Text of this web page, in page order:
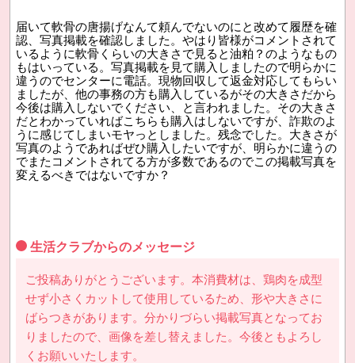
届いて軟骨の唐揚げなんて頼んでないのにと改めて履歴を確
認、写真掲載を確認しました。やはり皆様がコメントされて
いるように軟骨くらいの大きさで見ると油粕？のようなもの
もはいっている。写真掲載を見て購入しましたので明らかに
違うのでセンターに電話。現物回収して返金対応してもらい
ましたが、他の事務の方も購入しているがその大きさだから
今後は購入しないでください、と言われました。その大きさ
だとわかっていればこちらも購入はしないですが、詐欺のよ
うに感じてしまいモヤっとしました。残念でした。大きさが
写真のようであればぜひ購入したいですが、明らかに違うの
でまたコメントされてる方が多数であるのでこの掲載写真を
変えるべきではないですか？
生活クラブからのメッセージ
ご投稿ありがとうございます。本消費材は、鶏肉を成型
せず小さくカットして使用しているため、形や大きさに
ばらつきがあります。分かりづらい掲載写真となってお
りましたので、画像を差し替えました。今後ともよろし
くお願いいたします。